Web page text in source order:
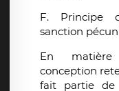
F. Principe
sanction
En
conception
fait partie de